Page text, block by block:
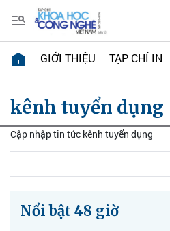
GIỚI THIỆU TẠP CHÍ IN
kênh tuyển dụng
Cập nhập tin tức kênh tuyển dụng
Nổi bật 48 giờ